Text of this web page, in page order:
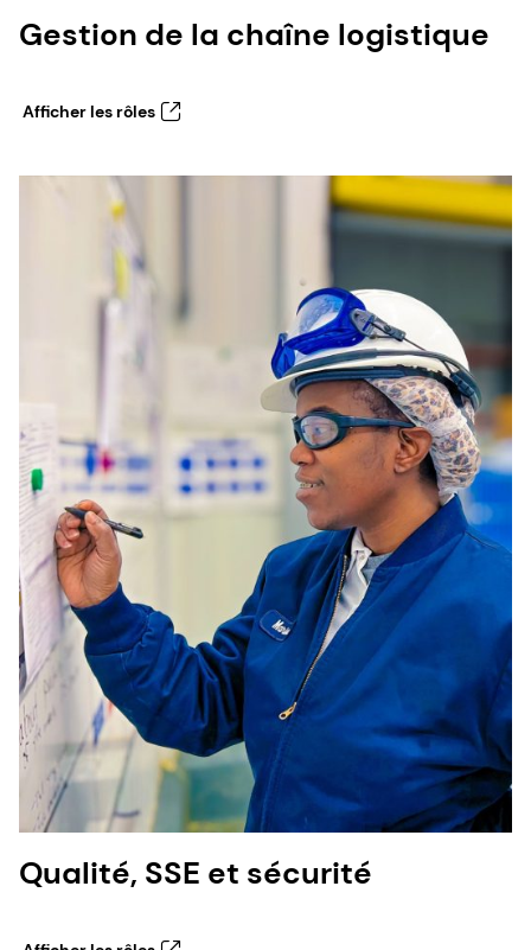
Gestion de la chaîne logistique
Afficher les rôles
Qualité, SSE et sécurité